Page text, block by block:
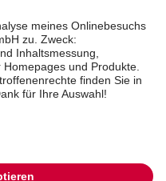
Stiftung
widerrufen